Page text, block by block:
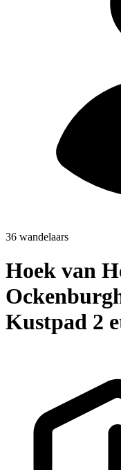
36 wandelaars
Hoek van
Kustpad 2